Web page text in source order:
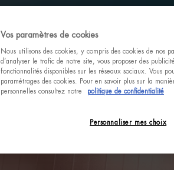
Vos paramètres de cookies
Nous utilisons des cookies, y compris des cookies de nos
d’analyser le trafic de notre site, vous proposer des
fonctionnalités disponibles sur les réseaux sociaux. Vous
paramétrages des cookies. Pour en savoir plus sur la
personnelles consultez notre
politique de confidentialité
Personnaliser mes choix